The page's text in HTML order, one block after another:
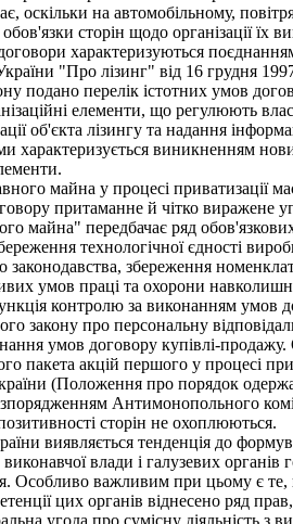
оскільки на автомобільному,
сторін щодо організації їх
характеризуються
"Про лізинг" від 16 грудня
подано перелік істотних умов
елементи, що регулюють
об'єкта лізингу та надання
характеризується виникненням
майна у процесі приватизації
притаманне й чітко виражене
майна" передбачає ряд
технологічної єдності
збереження
умов праці та охорони
контролю за виконанням умов
закону про персональну
умов договору купівлі-
пакета акцій першого у процесі
(Положення про порядок
Антимонопольного
сторін не охоплюються.
виявляється тенденція до
влади і галузевих
Особливо важливим при цьому є
цих органів віднесено ряд
угода про сумісну діяльність з